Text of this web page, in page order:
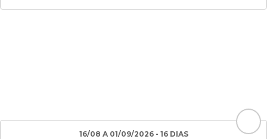
16/08 A 01/09/2026 - 16 DIAS